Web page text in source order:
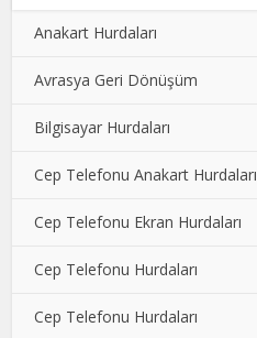
Anakart Hurdaları
Avrasya Geri Dönüşüm
Bilgisayar Hurdaları
Cep Telefonu Anakart Hurdaları
Cep Telefonu Ekran Hurdaları
Cep Telefonu Hurdaları
Cep Telefonu Hurdaları